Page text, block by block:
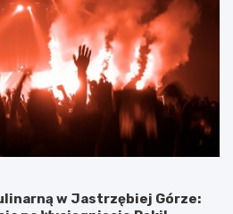
w Jastrzębiej Górze: